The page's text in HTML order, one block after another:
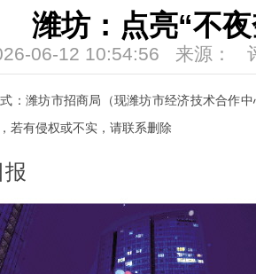
潍坊：点亮“不
06-12 10:54:56 来源：
：潍坊市招商局（现潍坊市经济技术合作
若有侵权或不实，请联系删除